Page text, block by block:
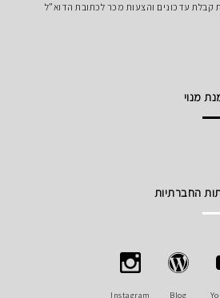
והצעות מכר לכתובת הדוא"ל
Instagram